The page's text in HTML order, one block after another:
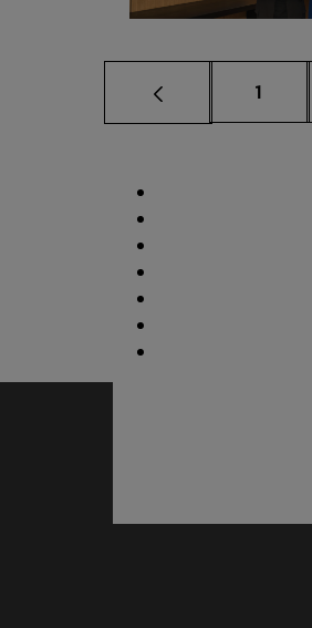
Página
1